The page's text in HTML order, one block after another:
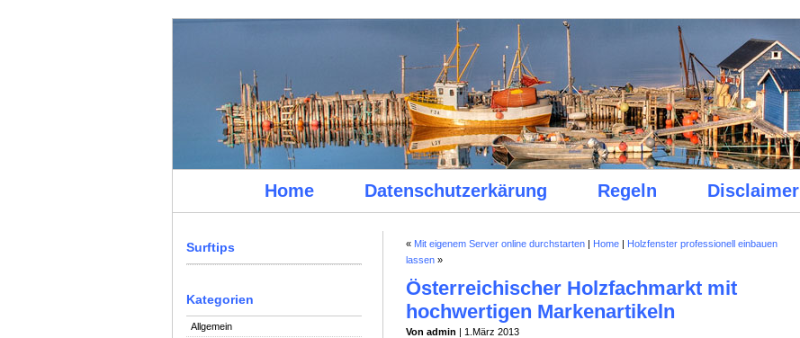
Home Datenschutzerkärung Regeln Disclaimer
Surftips
Kategorien
Allgemein
« Mit eigenem Server online durchstarten | Home | Holzfenster professionell einbauen
lassen »
Österreichischer Holzfachmarkt mit
hochwertigen Markenartikeln
Von admin | 1.März 2013